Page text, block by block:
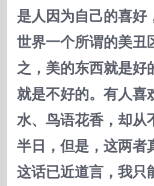
是人因为自己的喜好
世界一个所谓的美丑
之，美的东西就是好
就是不好的。有人喜
水、鸟语花香，却从
半日，但是，这两者
这话已近道言，我只